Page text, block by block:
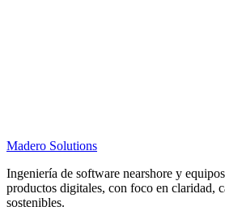
Madero Solutions
Ingeniería de software nearshore y
productos digitales, con foco en claridad,
sostenibles.